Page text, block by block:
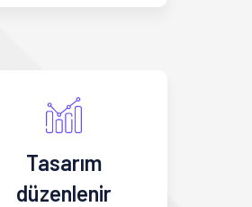
Tasarım
düzenlenir